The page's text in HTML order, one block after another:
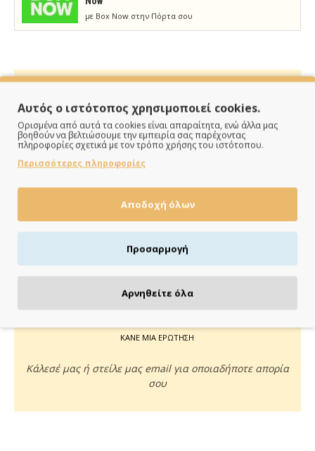
με Box Now στην Πόρτα σου
ΠΑΡΑΔΙΔΟΥΜΕ ΓΡΗΓΟΡΑ
Άμεση αποστολή της παραγγελίας σου σε 1 - 2 εργάσιμες
ημέρες
ΠΛΗΡΩΝΕΙΣ ΟΠΩΣ ΘΕΣ
Πιστωτική/χρεωστική κάρτα, αντικαταβολή ή κατάθεση
ΚΑΝΕ ΜΙΑ ΕΡΩΤΗΣΗ
Κάλεσέ μας ή στείλε μας email για οποιαδήποτε απορία
σου
Αυτός ο ιστότοπος χρησιμοποιεί cookies.
Ορισμένα από αυτά τα cookies είναι απαραίτητα, ενώ άλλα μας
βοηθούν να βελτιώσουμε την εμπειρία σας παρέχοντας
πληροφορίες σχετικά με τον τρόπο χρήσης του ιστότοπου.
Περισσότερες πληροφορίες
Αποδοχή όλων
Προσαρμογή
Αρνηθείτε όλα